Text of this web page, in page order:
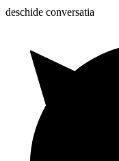
deschide conversatia